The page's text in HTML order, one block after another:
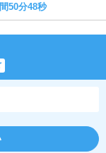
50分47秒